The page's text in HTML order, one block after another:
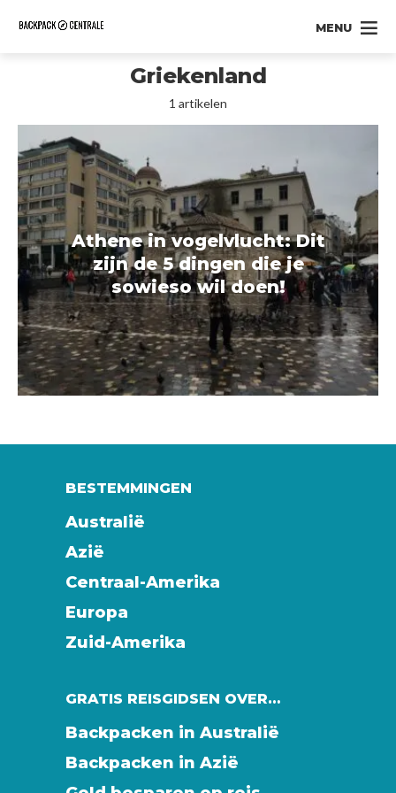
MENU
Griekenland
1 artikelen
Athene in vogelvlucht: Dit
zijn de 5 dingen die je
sowieso wil doen!
BESTEMMINGEN
Australië
Azië
Centraal-Amerika
Europa
Zuid-Amerika
GRATIS REISGIDSEN OVER…
Backpacken in Australië
Backpacken in Azië